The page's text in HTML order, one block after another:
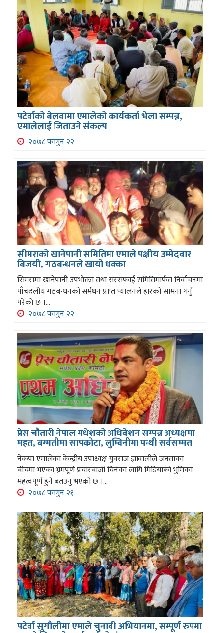
पटेर्वाको बेलवामा एमालेको कार्यकर्ता भेला सम्पन्न,
एमालेलाई जिताउने संकल्प
२०७८ फागुन २२
सीमराको खानेपानी समितिमा एमाले पक्षीय उम्मेदवार
बिजयी, गठबन्धनले खायो धक्का
सिमरामा खानेपानी उपभोक्ता तथा सरसफाई समितिमार्फत निर्वाचनमा
पाँचदलीय गठबन्धनको सर्मथन प्राप्त प्यालनले हारको सामना गर्नु
परेको छ ।...
२०७८ फागुन २२
प्रेस चौतारी नेपाल मधेशको अधिवेशन सम्पन्न अध्यक्षमा
महत, बग्मतीमा सापकोटा, लुम्बिनीमा पन्थी सर्वसम्मत
नेकपा एमालेका केन्द्रीय उपाध्यक्ष युवराज ज्ञावालीले जनताका
बीचमा भएका भ्रमपूर्ण प्रचारबाजी चिर्नका लागि मिडियाको भुमिका
महत्वपूर्ण हुने बतउनु भएको छ ।...
२०७८ फागुन २१
पटेर्वा सुगौलीमा एमाले चुनावी अभियानमा, सम्पूर्ण रुपमा